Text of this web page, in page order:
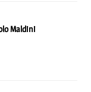
Maldini